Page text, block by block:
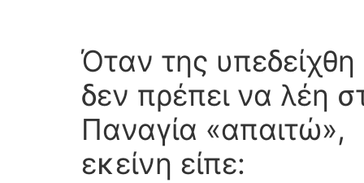
Όταν της υπεδείχθη
δεν πρέπει να λέη
Παναγία «απαιτώ»,
εκείνη είπε: